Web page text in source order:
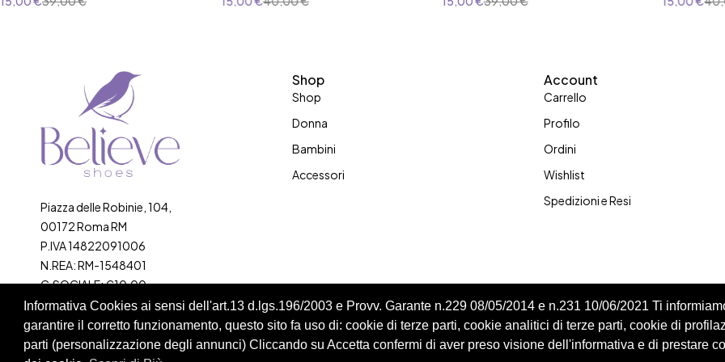
Informativa Cookies ai sensi dell'art.13 d.lgs.196/2003 e Provv. Garante n.229 08/05/2014 e n.231 10/06/2021 Ti
garantire il corretto funzionamento, questo sito fa uso di: cookie di terze parti, cookie analitici di terze parti, cookie di
parti (personalizzazione degli annunci) Cliccando su Accetta confermi di aver preso visione dell'informativa e di prestare
23
23
Piazza delle Robinie, 104,
00172 Roma RM
P.IVA 14822091006
N.REA: RM-1548401
C.SOCIALE: €10,00
334 918 4321
Shop
Shop
Donna
Bambini
Accessori
Account
Carrello
Profilo
Ordini
Wishlist
Spedizioni e Resi